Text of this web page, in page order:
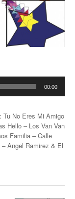
00:00
No Eres Mi Amigo
Hello – Los Van Van
Familia – Calle
Angel Ramirez & El